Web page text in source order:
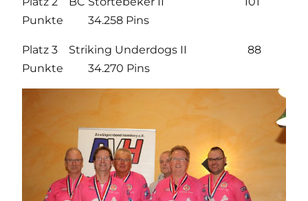
Punkte 34.258 Pins
Platz 3 Striking Underdogs II 88
Punkte 34.270 Pins